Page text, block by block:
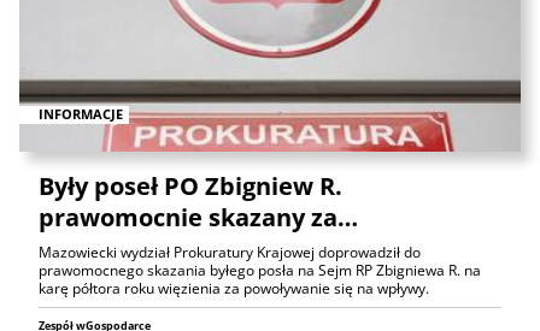
INFORMACJE
Były poseł PO Zbigniew R.
prawomocnie skazany za…
Mazowiecki wydział Prokuratury Krajowej doprowadził do
prawomocnego skazania byłego posła na Sejm RP Zbigniewa R. na
karę półtora roku więzienia za powoływanie się na wpływy.
Zespół wGospodarce